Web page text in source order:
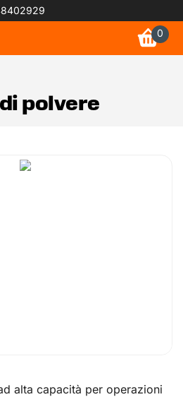
0
polvere
alta capacità per operazioni